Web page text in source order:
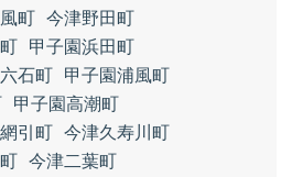
町 今津野田町
甲子園浜田町
石町
甲子園浦風町
甲子園高潮町
引町 今津久寿川町
今津二葉町